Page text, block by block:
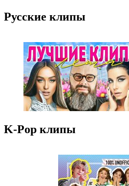
Русские клипы
K-Pop клипы